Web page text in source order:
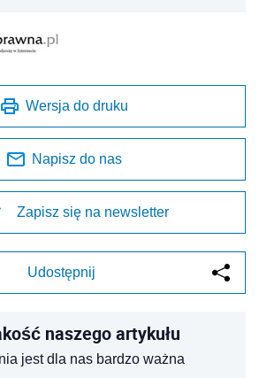
Wersja do druku
Napisz do nas
Zapisz się na newsletter
Udostępnij
naszego artykułu
jest dla nas bardzo ważna